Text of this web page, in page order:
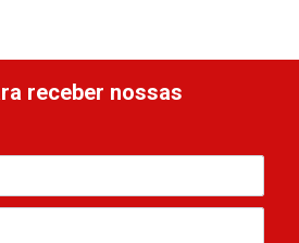
receber nossas